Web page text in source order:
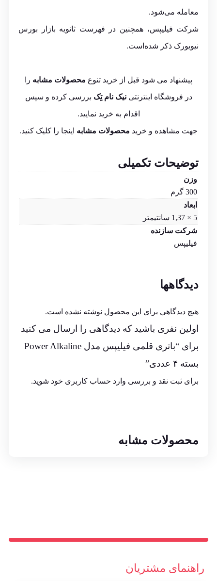
معامله می‌شود.
شرکت فیلیپس، همچنین در فهرست ثانویه بازار بورس
نیویورک ذکر شده‌است.
پیشنهاد می شود قبل از خرید تنوع محصولات مشابه را
در فروشگاه اینترنتینیک نام تِک بررسی کرده و سپس
اقدام به خرید نمایید.
جهت مشاهده و خرید محصولات مشابه اینجا را کلیک کنید.
توضیحات تکمیلی
وزن
300 گرم
ابعاد
5 × 1,37 سانتیمتر
شرکت سازنده
فیلیپس
دیدگاهها
هیچ دیدگاهی برای این محصول نوشته نشده است.
اولین نفری باشید که دیدگاهی را ارسال می کنید
برای “باتری قلمی فیلیپس مدل Power Alkaline
بسته ۴ عددی”
برای ثبت نقد و بررسی وارد حساب کاربری خود شوید.
محصولات مشابه
راهنمای مشتریان